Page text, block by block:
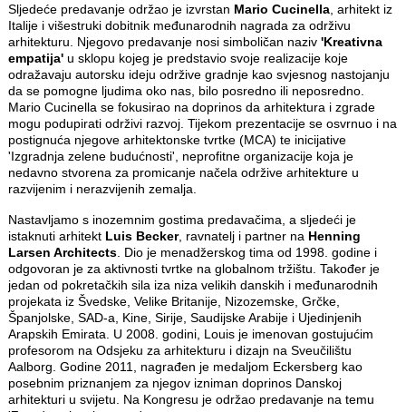
Sljedeće predavanje održao je izvrstan Mario Cucinella, arhitekt iz
Italije i višestruki dobitnik međunarodnih nagrada za održivu
arhitekturu. Njegovo predavanje nosi simboličan naziv 'Kreativna
empatija'u sklopu kojeg je predstavio svoje realizacije koje
odražavaju autorsku ideju održive gradnje kao svjesnog nastojanju
da se pomogne ljudima oko nas, bilo posredno ili neposredno.
Mario Cucinella se fokusirao na doprinos da arhitektura i zgrade
mogu podupirati održivi razvoj. Tijekom prezentacije se osvrnuo i na
postignuća njegove arhitektonske tvrtke (MCA) te inicijative
'Izgradnja zelene budućnosti', neprofitne organizacije koja je
nedavno stvorena za promicanje načela održive arhitekture u
razvijenim i nerazvijenih zemalja.
Nastavljamo s inozemnim gostima predavačima, a sljedeći je
istaknuti arhitekt Luis Becker, ravnatelj i partner na Henning
Larsen Architects. Dio je menadžerskog tima od 1998. godine i
odgovoran je za aktivnosti tvrtke na globalnom tržištu. Također je
jedan od pokretačkih sila iza niza velikih danskih i međunarodnih
projekata iz Švedske, Velike Britanije, Nizozemske, Grčke,
Španjolske, SAD-a, Kine, Sirije, Saudijske Arabije i Ujedinjenih
Arapskih Emirata. U 2008. godini, Louis je imenovan gostujućim
profesorom na Odsjeku za arhitekturu i dizajn na Sveučilištu
Aalborg. Godine 2011, nagrađen je medaljom Eckersberg kao
posebnim priznanjem za njegov izniman doprinos Danskoj
arhitekturi u svijetu. Na Kongresu je održao predavanje na temu